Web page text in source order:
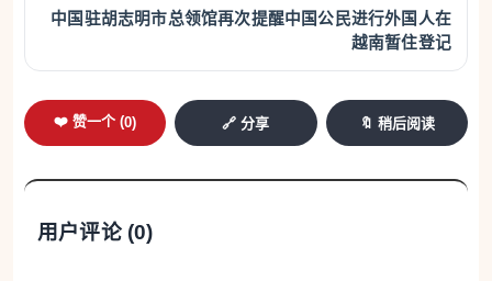
中国驻胡志明市总领馆再次提醒中国公民进行外国人在
越南暂住登记
❤️ 赞一个 (0) 🔗 分享 🔖 稍后阅读
用户评论 (0)